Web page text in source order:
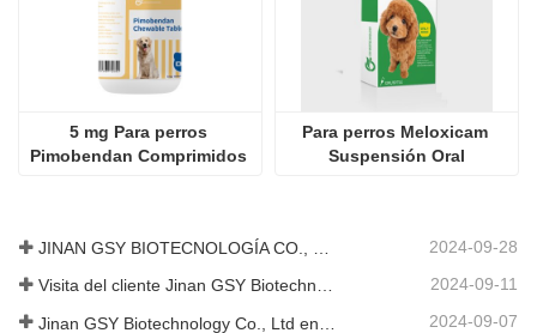
5 mg Para perros
Pimobendan Comprimidos
Para perros Meloxicam
Suspensión Oral
2024-09-28
Visita del cliente Jinan GSY Biotechnology Co., Ltd 2024-09-11
2024-09-07